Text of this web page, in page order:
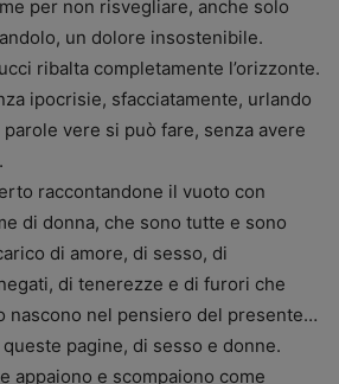
per non risvegliare, anche solo
un dolore insostenibile.
ribalta completamente l’orizzonte.
ipocrisie, sfacciatamente, urlando
vere si può fare, senza avere
raccontandone il vuoto con
di donna, che sono tutte e sono
di amore, di sesso, di
di tenerezze e di furori che
nascono nel pensiero del presente…
pagine, di sesso e donne.
appaiono e scompaiono come